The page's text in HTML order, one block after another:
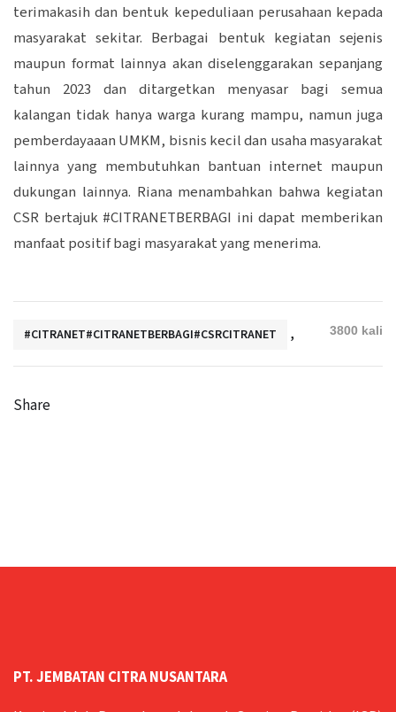
terimakasih dan bentuk kepeduliaan perusahaan kepada
masyarakat sekitar. Berbagai bentuk kegiatan sejenis
maupun format lainnya akan diselenggarakan sepanjang
tahun 2023 dan ditargetkan menyasar bagi semua
kalangan tidak hanya warga kurang mampu, namun juga
pemberdayaaan UMKM, bisnis kecil dan usaha masyarakat
lainnya yang membutuhkan bantuan internet maupun
dukungan lainnya. Riana menambahkan bahwa kegiatan
CSR bertajuk #CITRANETBERBAGI ini dapat memberikan
manfaat positif bagi masyarakat yang menerima.
#CITRANET#CITRANETBERBAGI#CSRCITRANET , 3800 kali
Share
PT. JEMBATAN CITRA NUSANTARA